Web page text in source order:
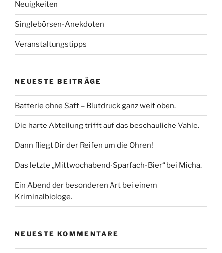
Neuigkeiten
Singlebörsen-Anekdoten
Veranstaltungstipps
NEUESTE BEITRÄGE
Batterie ohne Saft – Blutdruck ganz weit oben.
Die harte Abteilung trifft auf das beschauliche Vahle.
Dann fliegt Dir der Reifen um die Ohren!
Das letzte „Mittwochabend-Sparfach-Bier“ bei Micha.
Ein Abend der besonderen Art bei einem
Kriminalbiologe.
NEUESTE KOMMENTARE